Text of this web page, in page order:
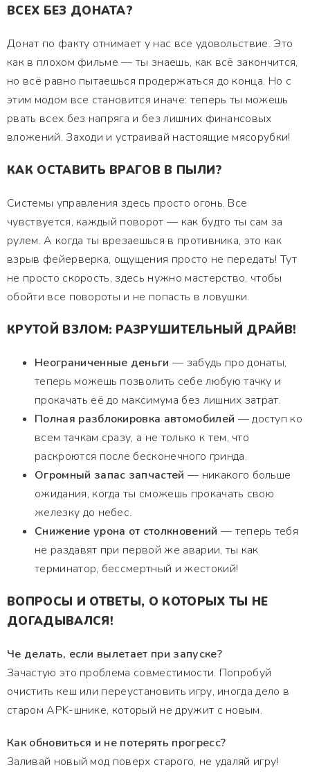
ВСЕХ БЕЗ ДОНАТА?
Донат по факту отнимает у нас все удовольствие. Это
как в плохом фильме — ты знаешь, как всё закончится,
но всё равно пытаешься продержаться до конца. Но с
этим модом все становится иначе: теперь ты можешь
рвать всех без напряга и без лишних финансовых
вложений. Заходи и устраивай настоящие мясорубки!
КАК ОСТАВИТЬ ВРАГОВ В ПЫЛИ?
Системы управления здесь просто огонь. Все
чувствуется, каждый поворот — как будто ты сам за
рулем. А когда ты врезаешься в противника, это как
взрыв фейерверка, ощущения просто не передать! Тут
не просто скорость, здесь нужно мастерство, чтобы
обойти все повороты и не попасть в ловушки.
КРУТОЙ ВЗЛОМ: РАЗРУШИТЕЛЬНЫЙ ДРАЙВ!
Неограниченные деньги — забудь про донаты,
теперь можешь позволить себе любую тачку и
прокачать её до максимума без лишних затрат.
Полная разблокировка автомобилей — доступ ко
всем тачкам сразу, а не только к тем, что
раскроются после бесконечного гринда.
Огромный запас запчастей — никакого больше
ожидания, когда ты сможешь прокачать свою
железку до небес.
Снижение урона от столкновений — теперь тебя
не раздавят при первой же аварии, ты как
терминатор, бессмертный и жестокий!
ВОПРОСЫ И ОТВЕТЫ, О КОТОРЫХ ТЫ НЕ
ДОГАДЫВАЛСЯ!
Че делать, если вылетает при запуске?
Зачастую это проблема совместимости. Попробуй
очистить кеш или переустановить игру, иногда дело в
старом APK-шнике, который не дружит с новым.
Как обновиться и не потерять прогресс?
Заливай новый мод поверх старого, не удаляй игру!